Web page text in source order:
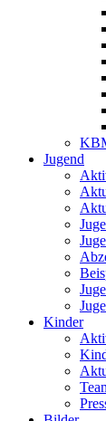
Jugend
Kinder